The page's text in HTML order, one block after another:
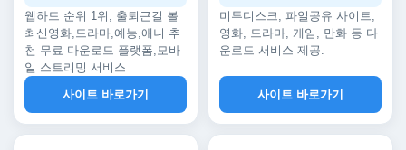
웹하드 순위 1위, 출퇴근길 볼
최신영화,드라마,예능,애니 추
천 무료 다운로드 플랫폼,모바
일 스트리밍 서비스
사이트 바로가기
미투디스크, 파일공유 사이트,
영화, 드라마, 게임, 만화 등 다
운로드 서비스 제공.
사이트 바로가기